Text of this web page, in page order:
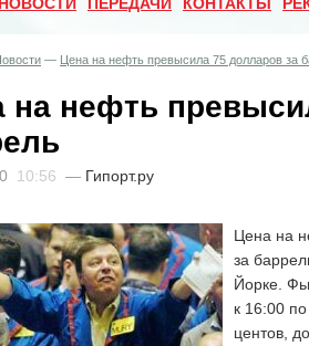
— Цена на нефть превысила 75 долларов за
на нефть
10:56 — Гипорт.ру
Цена на
за
Йорке.
к 16:00
центов,